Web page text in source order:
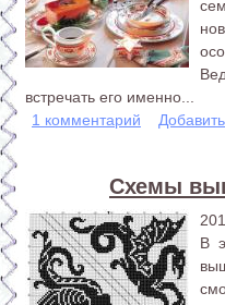
встречать его именно...
1 комментарий
Схемы
В